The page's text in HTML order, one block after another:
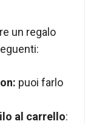
un regalo
puoi farlo
al carrello: